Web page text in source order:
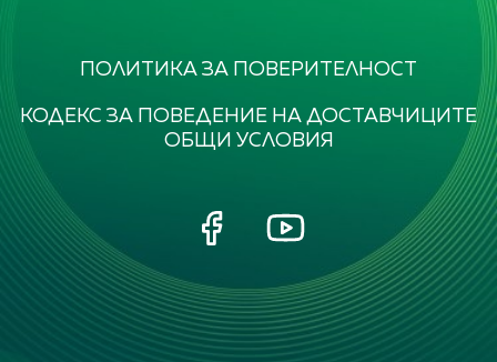
ПОЛИТИКА ЗА ПОВЕРИТЕЛНОСТ
КОДЕКС ЗА ПОВЕДЕНИЕ НА ДОСТАВЧИЦИТЕ
ОБЩИ УСЛОВИЯ